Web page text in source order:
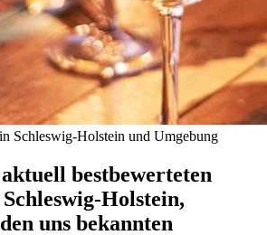
Schleswig-Holstein und Umgebung
bestbewerteten
Holstein,
uns bekannten